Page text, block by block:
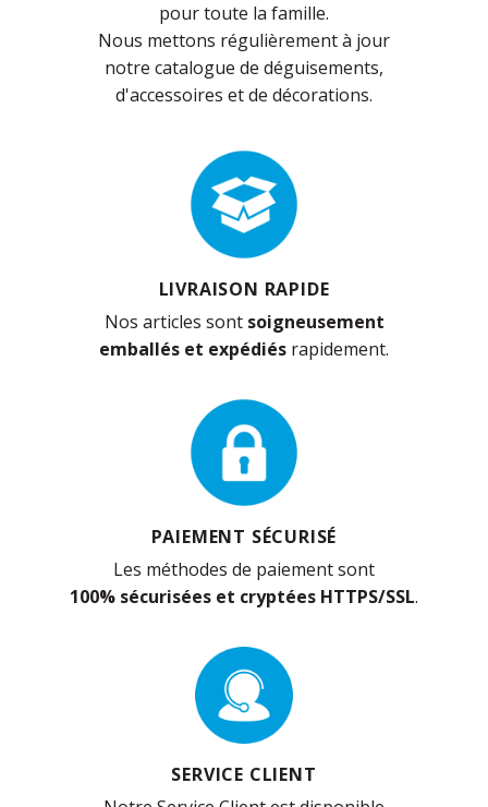
pour toute la famille.
Nous mettons régulièrement à jour
notre catalogue de déguisements,
d'accessoires et de décorations.
LIVRAISON RAPIDE
Nos articles sont soigneusement
emballés et expédiés rapidement.
PAIEMENT SÉCURISÉ
Les méthodes de paiement sont
100% sécurisées et cryptées HTTPS/SSL.
SERVICE CLIENT